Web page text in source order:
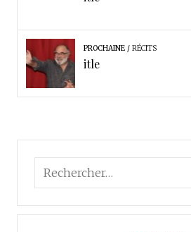
PROCHAINE RÉCITS
itle